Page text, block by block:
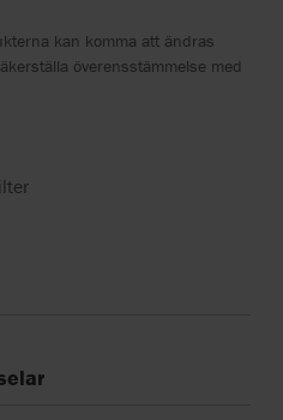
kan komma att ändras
överensstämmelse med